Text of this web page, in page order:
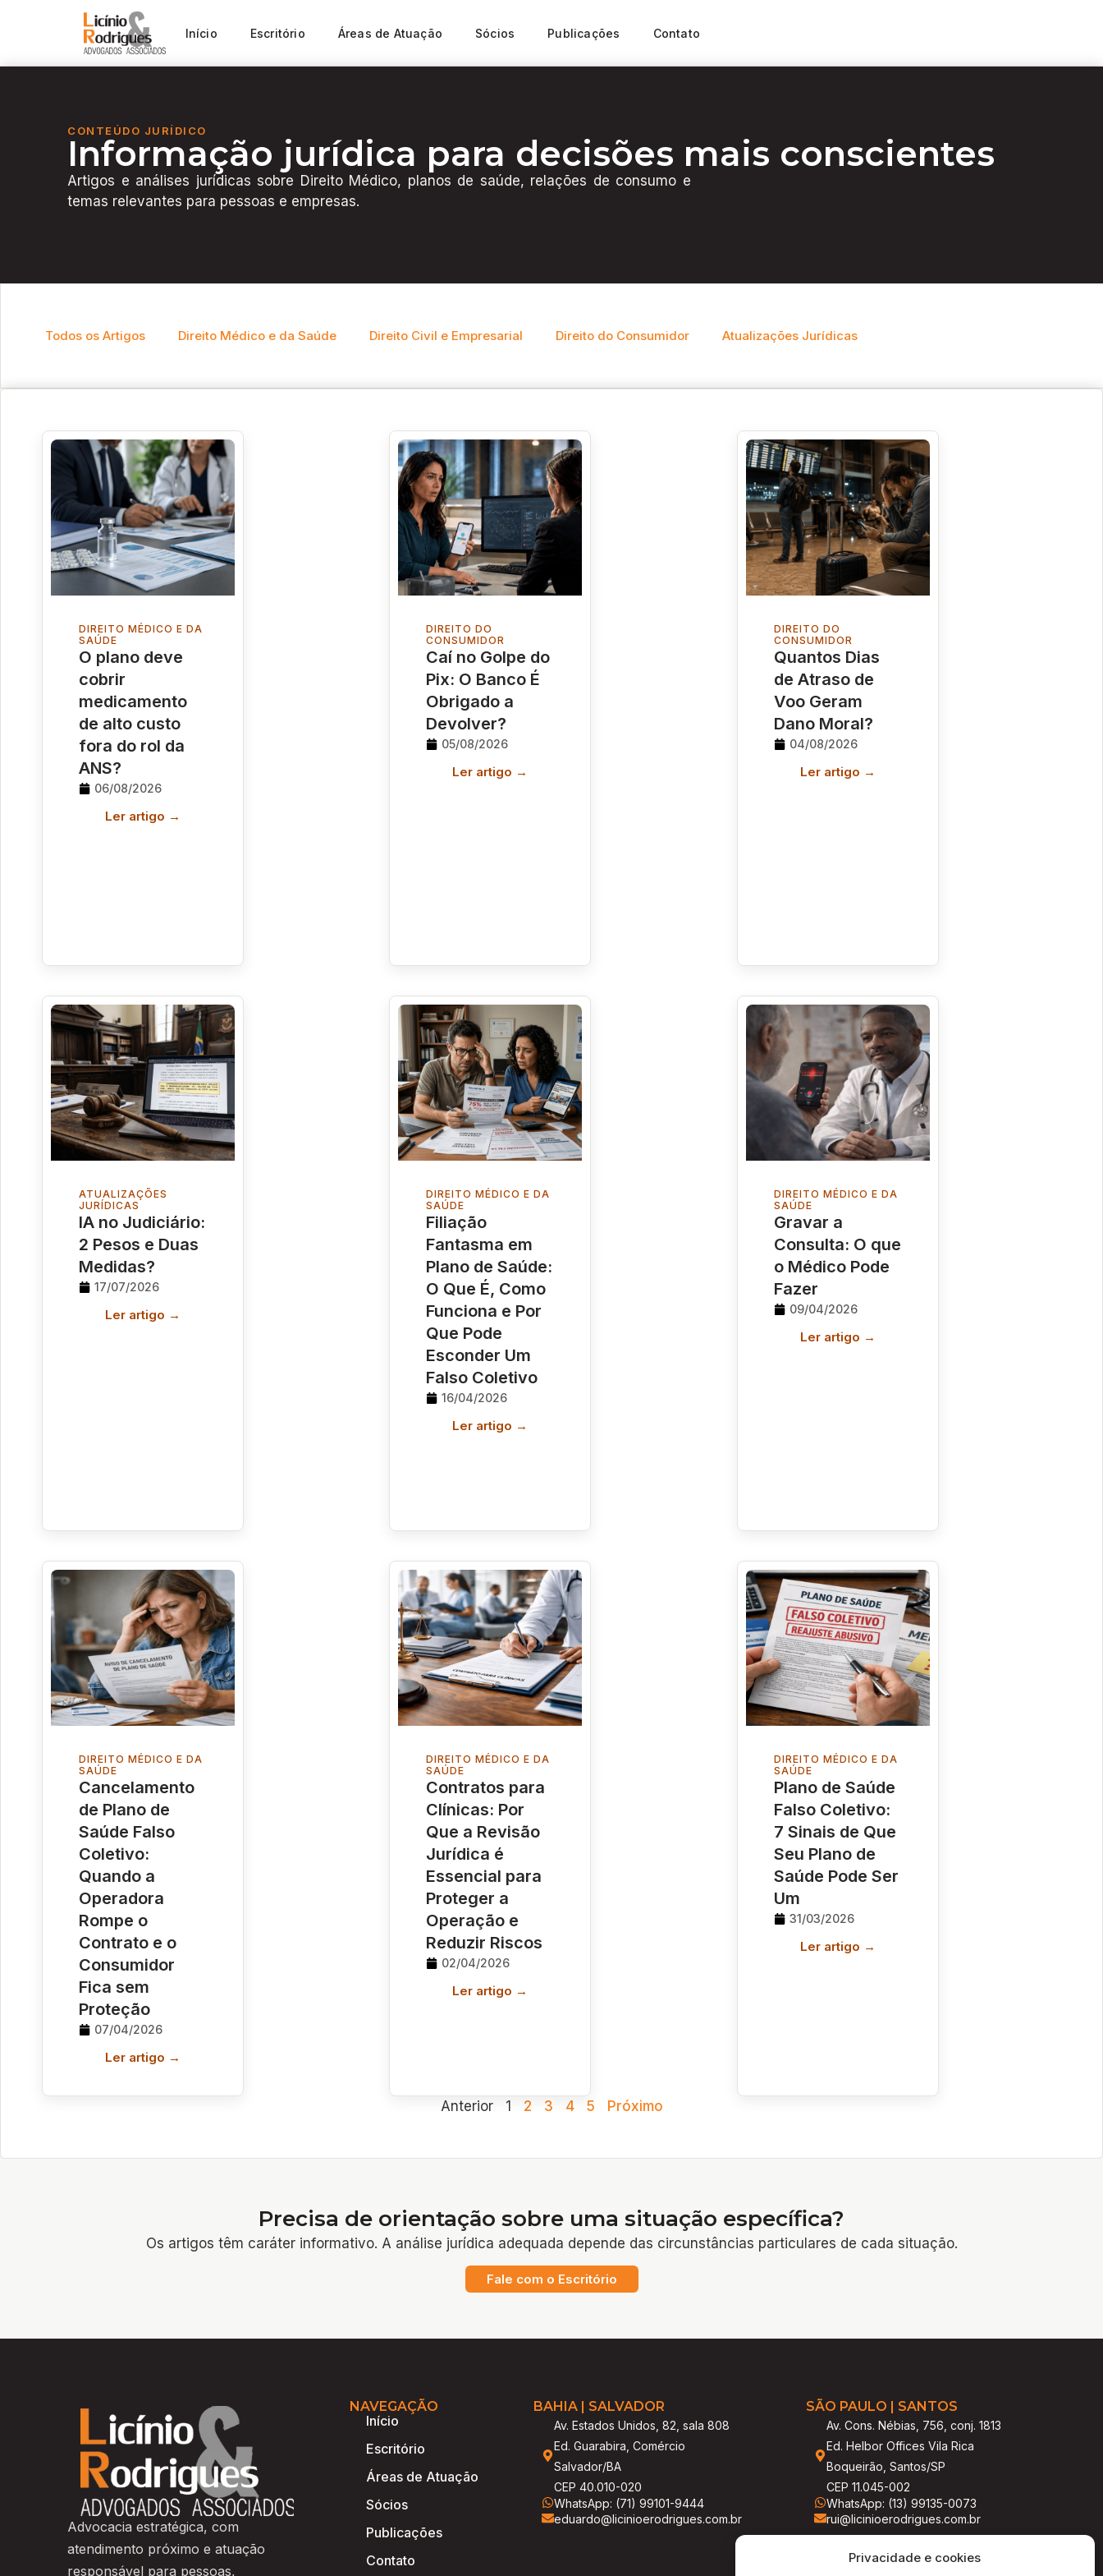
Privacidade e cookies
Início Escritório Áreas de Atuação Sócios Publicações Contato
CONTEÚDO JURÍDICO
Informação jurídica para decisões mais conscientes
Artigos e análises jurídicas sobre Direito Médico, planos de saúde, relações de consumo e
temas relevantes para pessoas e empresas.
Todos os Artigos Direito Médico e da Saúde Direito Civil e Empresarial Direito do Consumidor Atualizações Jurídicas
DIREITO MÉDICO E DA
SAÚDE
O plano deve
cobrir
medicamento
de alto custo
fora do rol da
ANS?
06/08/2026
Ler artigo →
DIREITO DO
CONSUMIDOR
Caí no Golpe do
Pix: O Banco É
Obrigado a
Devolver?
05/08/2026
Ler artigo →
DIREITO DO
CONSUMIDOR
Quantos Dias
de Atraso de
Voo Geram
Dano Moral?
04/08/2026
Ler artigo →
ATUALIZAÇÕES
JURÍDICAS
IA no Judiciário:
2 Pesos e Duas
Medidas?
17/07/2026
Ler artigo →
DIREITO MÉDICO E DA
SAÚDE
Filiação
Fantasma em
Plano de Saúde:
O Que É, Como
Funciona e Por
Que Pode
Esconder Um
Falso Coletivo
16/04/2026
Ler artigo →
DIREITO MÉDICO E DA
SAÚDE
Gravar a
Consulta: O que
o Médico Pode
Fazer
09/04/2026
Ler artigo →
DIREITO MÉDICO E DA
SAÚDE
Cancelamento
de Plano de
Saúde Falso
Coletivo:
Quando a
Operadora
Rompe o
Contrato e o
Consumidor
Fica sem
Proteção
07/04/2026
Ler artigo →
DIREITO MÉDICO E DA
SAÚDE
Contratos para
Clínicas: Por
Que a Revisão
Jurídica é
Essencial para
Proteger a
Operação e
Reduzir Riscos
02/04/2026
Ler artigo →
DIREITO MÉDICO E DA
SAÚDE
Plano de Saúde
Falso Coletivo:
7 Sinais de Que
Seu Plano de
Saúde Pode Ser
Um
31/03/2026
Ler artigo →
Anterior 1 2 3 4 5 Próximo
Precisa de orientação sobre uma situação específica?
Os artigos têm caráter informativo. A análise jurídica adequada depende das circunstâncias particulares de cada situação.
Fale com o Escritório
Advocacia estratégica, com
atendimento próximo e atuação
responsável para pessoas,
NAVEGAÇÃO
Início
Escritório
Áreas de Atuação
Sócios
Publicações
Contato
BAHIA | SALVADOR
Av. Estados Unidos, 82, sala 808
Ed. Guarabira, Comércio
Salvador/BA
CEP 40.010-020
WhatsApp: (71) 99101-9444
eduardo@licinioerodrigues.com.br
SÃO PAULO | SANTOS
Av. Cons. Nébias, 756, conj. 1813
Ed. Helbor Offices Vila Rica
Boqueirão, Santos/SP
CEP 11.045-002
WhatsApp: (13) 99135-0073
rui@licinioerodrigues.com.br